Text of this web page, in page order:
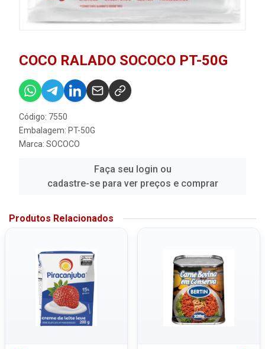
COCO RALADO SOCOCO PT-50G
Código: 7550
Embalagem: PT-50G
Marca: SOCOCO
Faça seu login ou
cadastre-se para ver preços e comprar
Produtos Relacionados